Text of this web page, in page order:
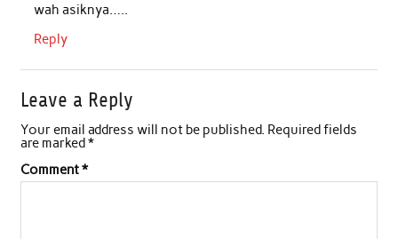
wah asiknya…..
Reply
Leave a Reply
Your email address will not be published. Required fields
are marked*
Comment*